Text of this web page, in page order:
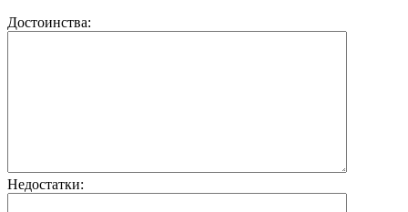
Достоинства:
Недостатки: